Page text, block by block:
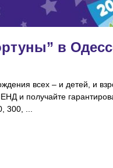
в
всех – и детей, и
и получайте
300, ...